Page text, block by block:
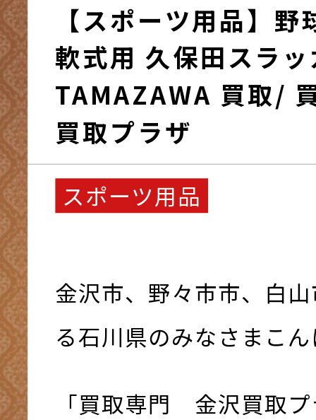
【スポーツ用品】
軟式用 久保田スラ
TAMAZAWA 買取/
買取プラザ
スポーツ用品
金沢市、野々市市、白
る石川県のみなさまこ
「買取専門 金沢買取